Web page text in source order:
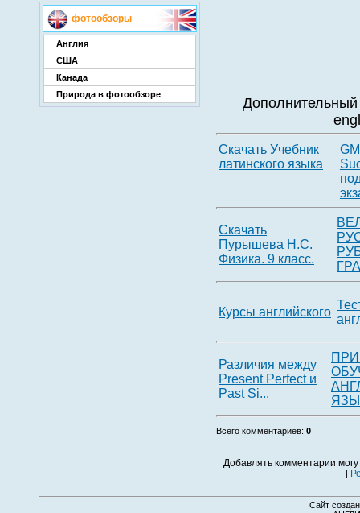
фотообзоры
Англия
США
Канада
Природа в фотообзоре
Скачать Учебник
латинского языка
Скачать
Пурышева Н.С.
Физика. 9 класс.
Курсы английского
Различия между
Present Perfect и
Past Si...
Всего комментариев: 0
Добавлять комментарии
[
Сайт